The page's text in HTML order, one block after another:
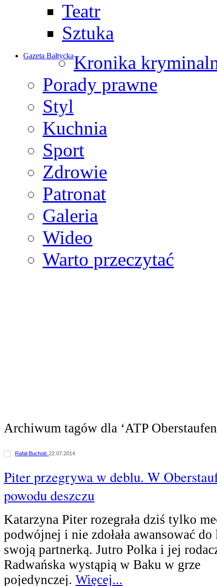
Teatr
Sztuka
Gazeta BałtyckaKronika
Porady prawne
Styl
Kuchnia
Sport
Zdrowie
Patronat
Galeria
Wideo
Warto przeczytać
Archiwum tagów dla ‘ATP
Rafał Bucholc 22.07.2014
Piter przegrywa w deblu. W
powodu deszczu
Katarzyna Piter rozegrała dziś tylko
podwójnej i nie zdołała awansować
swoją partnerką. Jutro Polka i jej
Radwańska wystąpią w Baku w grze
pojedynczej. Więcej...